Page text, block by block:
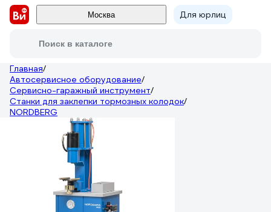
Москва Для юрлиц
Поиск в каталоге
Главная/
Автосервисное оборудование/
Сервисно-гаражный инструмент/
Станки для заклепки тормозных колодок/
NORDBERG